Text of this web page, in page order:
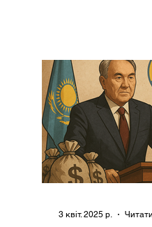
3 квіт. 2025 р.